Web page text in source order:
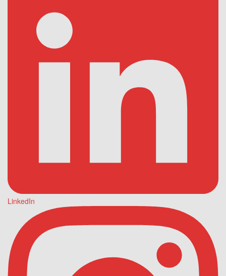
LinkedIn